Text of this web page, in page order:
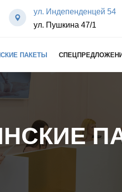
ул. Индепенденцей 54
ул. Пушкина 47/1
ПАКЕТЫ